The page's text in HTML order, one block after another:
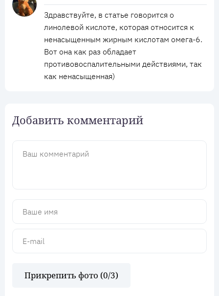
Здравствуйте, в статье говорится о
линолевой кислоте, которая относится к
ненасыщенным жирным кислотам омега-6.
Вот она как раз обладает
противовоспалительными действиями, так
как ненасыщенная)
Добавить комментарий
Прикрепить фото (0/3)